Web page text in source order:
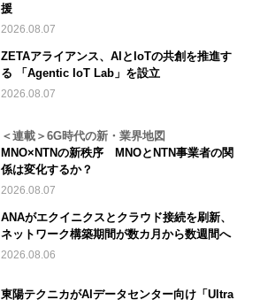
援
2026.08.07
ZETAアライアンス、AIとIoTの共創を推進す
る 「Agentic IoT Lab」を設立
2026.08.07
＜連載＞6G時代の新・業界地図
MNO×NTNの新秩序 MNOとNTN事業者の関
係は変化するか？
2026.08.07
ANAがエクイニクスとクラウド接続を刷新、
ネットワーク構築期間が数カ月から数週間へ
2026.08.06
東陽テクニカがAIデータセンター向け「Ultra